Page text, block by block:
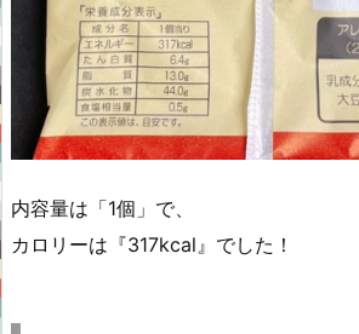
内容量は「1個」で、
カロリーは『317kcal』でした！